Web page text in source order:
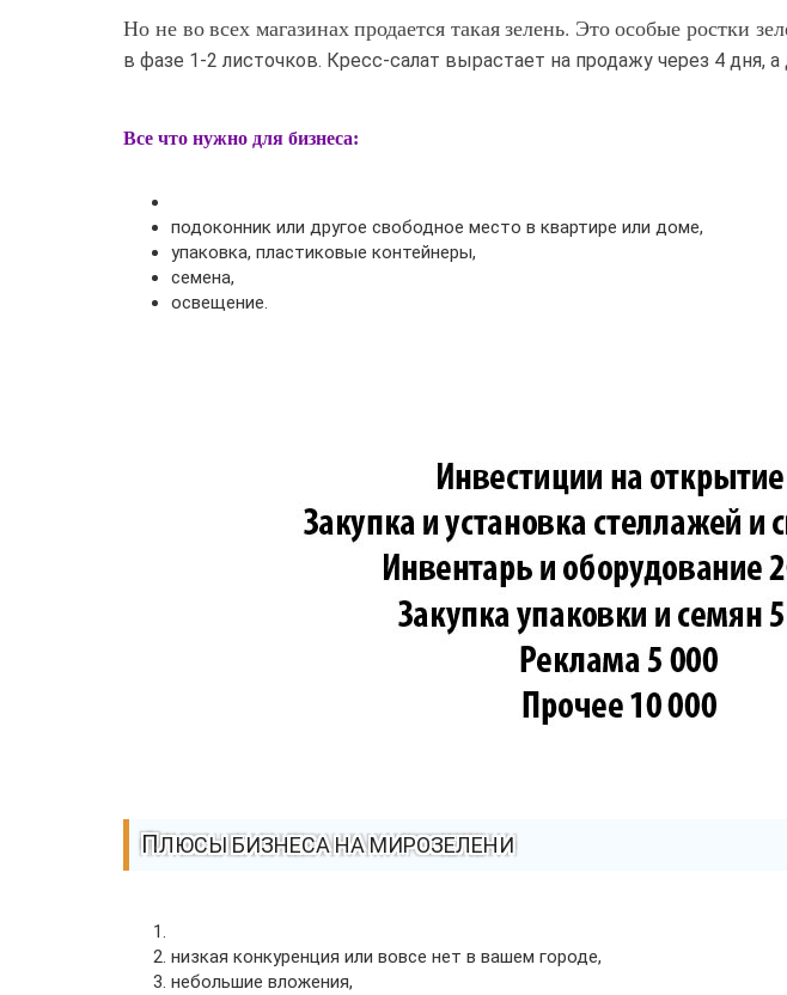
Но не во всех магазинах продается такая зелень. Это особые ростки
в фазе 1-2 листочков. Кресс-салат вырастает на продажу через 4 дня,
Все что нужно для бизнеса:
подоконник или другое свободное место в квартире или доме,
упаковка, пластиковые контейнеры,
семена,
освещение.
ПЛЮСЫ БИЗНЕСА НА МИРОЗЕЛЕНИ
низкая конкуренция или вовсе нет в вашем городе,
небольшие вложения,